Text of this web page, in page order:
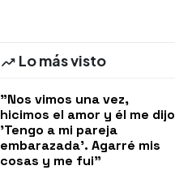
Lo más visto
"Nos vimos una vez,
hicimos el amor y él me dijo
'Tengo a mi pareja
embarazada'. Agarré mis
cosas y me fui"